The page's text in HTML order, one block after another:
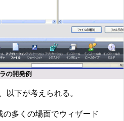
の開発例
下が考えられる。
の多くの場面でウィザード